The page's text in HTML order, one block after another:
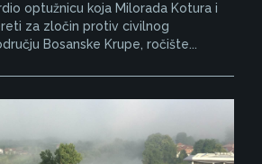
optužnicu koja Milorada Kotura i
za zločin protiv civilnog
Bosanske Krupe, ročište...